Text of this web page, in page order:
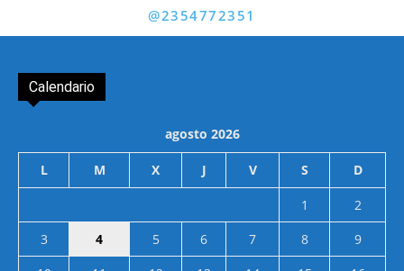
@2354772351
Calendario
agosto 2026
L M X J V S D
1
2
3
4 5 6 7 8
9